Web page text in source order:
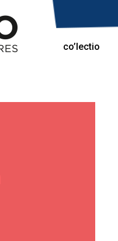
co’lectio